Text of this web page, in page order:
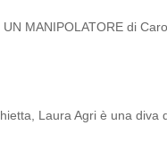
MANIPOLATORE di
Laura Agri è una